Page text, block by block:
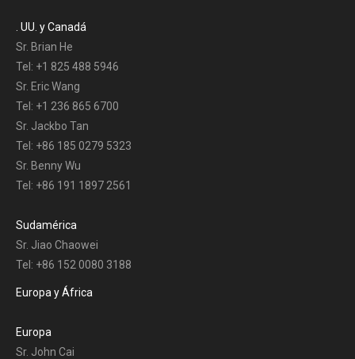
. UU. y Canadá
Sr. Brian He
Tel: +1 825 488 5946
Sr. Eric Wang
Tel: +1 236 865 6700
Sr. Jackbo Tan
Tel: +86 185 0279 5323
Sr. Benny Wu
Tel: +86 191 1897 2561
Sudamérica
Sr. Jiao Chaowei
Tel: +86 152 0080 3188
Europa y África
Europa
Sr. John Cai